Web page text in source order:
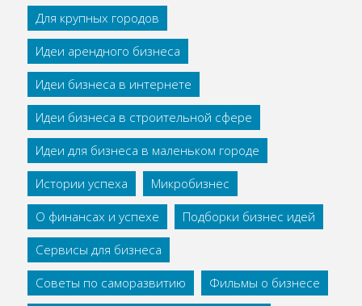
Для крупных городов
Идеи арендного бизнеса
Идеи бизнеса в интернете
Идеи бизнеса в строительной сфере
Идеи для бизнеса в маленьком городе
Истории успеха
Микробизнес
О финансах и успехе
Подборки бизнес идей
Сервисы для бизнеса
Советы по саморазвитию
Фильмы о бизнесе